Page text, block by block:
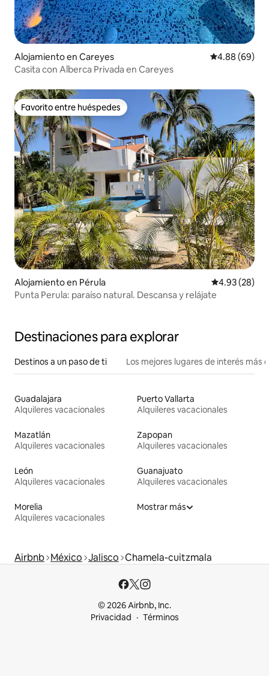
Alojamiento en Careyes Calificación
4.88 (69)
Casita con Alberca Privada en Careyes
Favorito entre huéspedes
Favorito entre huéspedes
Alojamiento en Pérula Calificación
4.93 (28)
Punta Perula: paraíso natural. Descansa y relájate
Destinaciones para explorar
Destinos a un paso de ti Los mejores lugares de interés más
Guadalajara
Alquileres vacacionales
Puerto Vallarta
Alquileres vacacionales
Mazatlán
Alquileres vacacionales
Zapopan
Alquileres vacacionales
León
Alquileres vacacionales
Guanajuato
Alquileres vacacionales
Morelia
Alquileres vacacionales
Mostrar más
Airbnb México Jalisco Chamela-cuitzmala
© 2026 Airbnb, Inc.
Privacidad
Términos